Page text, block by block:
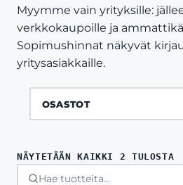
Myymme vain yrityksille:
verkkokaupoille ja
Sopimushinnat näkyvät
yritysasiakkaille.
OSASTOT
NÄYTETÄÄN KAIKKI 2 TULOSTA